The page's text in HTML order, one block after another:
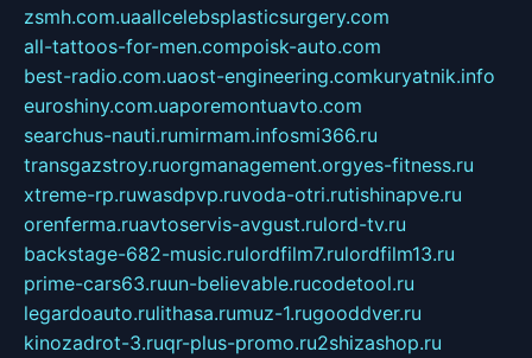
zsmh.com.uaallcelebsplasticsurgery.com
all-tattoos-for-men.compoisk-auto.com
best-radio.com.uaost-engineering.comkuryatnik.info
euroshiny.com.uaporemontuavto.com
searchus-nauti.rumirmam.infosmi366.ru
transgazstroy.ruorgmanagement.orgyes-fitness.ru
xtreme-rp.ruwasdpvp.ruvoda-otri.rutishinapve.ru
orenferma.ruavtoservis-avgust.rulord-tv.ru
backstage-682-music.rulordfilm7.rulordfilm13.ru
prime-cars63.ruun-believable.rucodetool.ru
legardoauto.rulithasa.rumuz-1.rugooddver.ru
kinozadrot-3.ruqr-plus-promo.ru2shizashop.ru